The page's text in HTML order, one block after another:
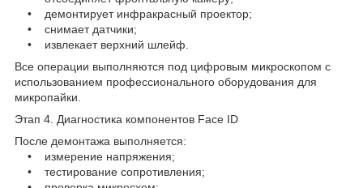
• демонтирует инфракрасный проектор;
• снимает датчики;
• извлекает верхний шлейф.
Все операции выполняются под цифровым микроскопом с
использованием профессионального оборудования для
микропайки.
Этап 4. Диагностика компонентов Face ID
После демонтажа выполняется:
• измерение напряжения;
• тестирование сопротивления;